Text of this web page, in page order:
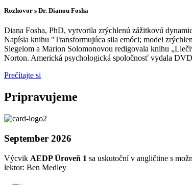
Rozhovor s Dr. Dianou Fosha
Diana Fosha, PhD, vytvorila zrýchlenú zážitkovú
Napísla knihu "Transformujúca sila emóci; model
Siegelom a Marion Solomonovou redigovala knihu
Norton. Americká psychologická spoločnosť vydala
Prečítajte si
Pripravujeme
September 2026
Výcvik AEDP Úroveň 1 sa uskutoční v angličtine s
lektor: Ben Medley